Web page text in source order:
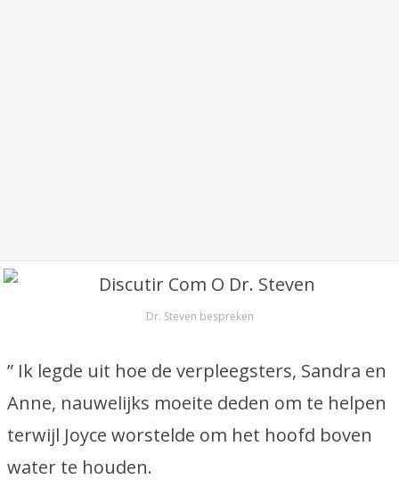
Dr. Steven bespreken
” Ik legde uit hoe de verpleegsters, Sandra en
Anne, nauwelijks moeite deden om te helpen
terwijl Joyce worstelde om het hoofd boven
water te houden.